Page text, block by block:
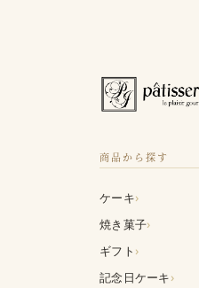
商品から探す
ケーキ›
焼き菓子›
ギフト ›
記念日ケーキ›